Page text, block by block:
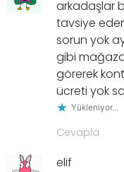
arkadaşlar
tavsiye
sorun yok
gibi
görerek
ücreti yok
Yükleniyor...
Cevapla
elif